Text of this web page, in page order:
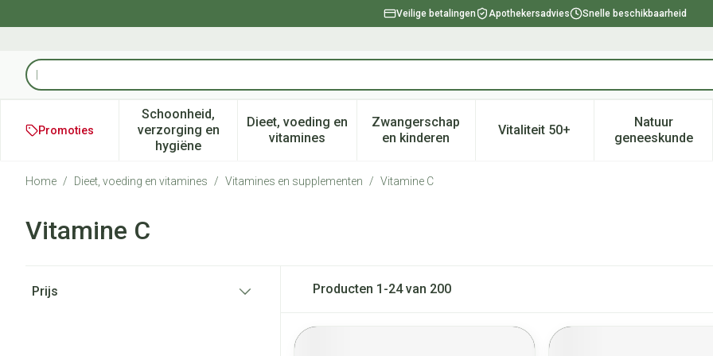
Veilige betalingen Apothekersadvies Snelle beschikbaarheid
Product, merk, categorie...
Promoties
Schoonheid,
verzorging en
hygiëne
Toon submenu voor Schoonheid, verzorging en hygiëne categorie
Dieet, voeding en
vitaminesToon submenu voor Dieet, voeding en vitamines categorie
Zwangerschap
en kinderenToon submenu voor Zwangerschap en kinderen
Vitaliteit 50+Toon submenu voor Vitaliteit
Natuur
geneeskunde
Toon
Home / Dieet, voeding en vitamines / Vitamines en supplementen / Vitamine C
Vitamine C
Prijs
Producten 1 -24van 200